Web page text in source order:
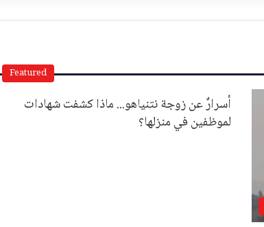
Featured
أسرارٌ عن زوجة نتنياهو... ماذا كشفت شهادات
لموظفين في منزلها؟